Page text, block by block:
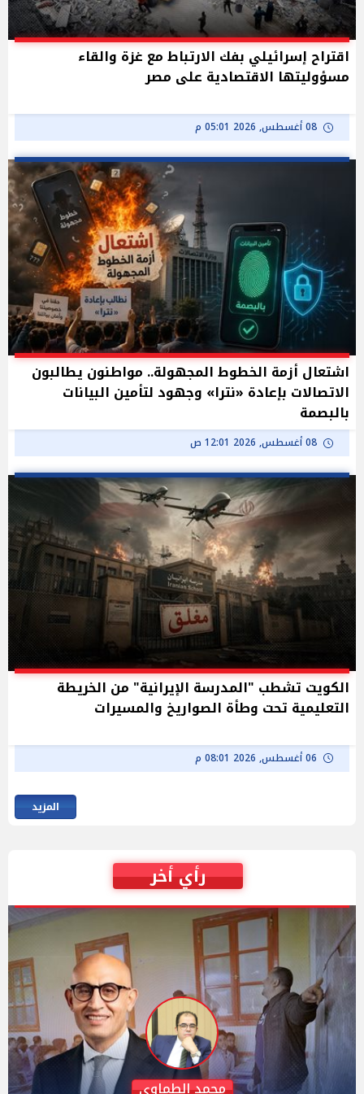
اقتراح إسرائيلي بفك الارتباط مع غزة والقاء
مسؤوليتها الاقتصادية على مصر
08 أغسطس, 2026 05:01 م
اشتعال أزمة الخطوط المجهولة.. مواطنون يطالبون
الاتصالات بإعادة «نترا» وجهود لتأمين البيانات
بالبصمة
08 أغسطس, 2026 12:01 ص
الكويت تشطب "المدرسة الإيرانية" من الخريطة
التعليمية تحت وطأة الصواريخ والمسيرات
06 أغسطس, 2026 08:01 م
المزيد
رأي أخر
رائد الديب